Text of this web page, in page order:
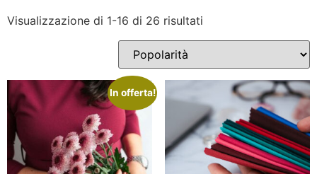
Visualizzazione di 1-16 di 26 risultati
In offerta!